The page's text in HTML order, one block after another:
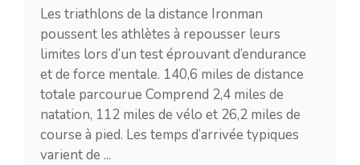
Les triathlons de la distance Ironman
poussent les athlètes à repousser leurs
limites lors d’un test éprouvant d’endurance
et de force mentale. 140,6 miles de distance
totale parcourue Comprend 2,4 miles de
natation, 112 miles de vélo et 26,2 miles de
course à pied. Les temps d’arrivée typiques
varient de ...